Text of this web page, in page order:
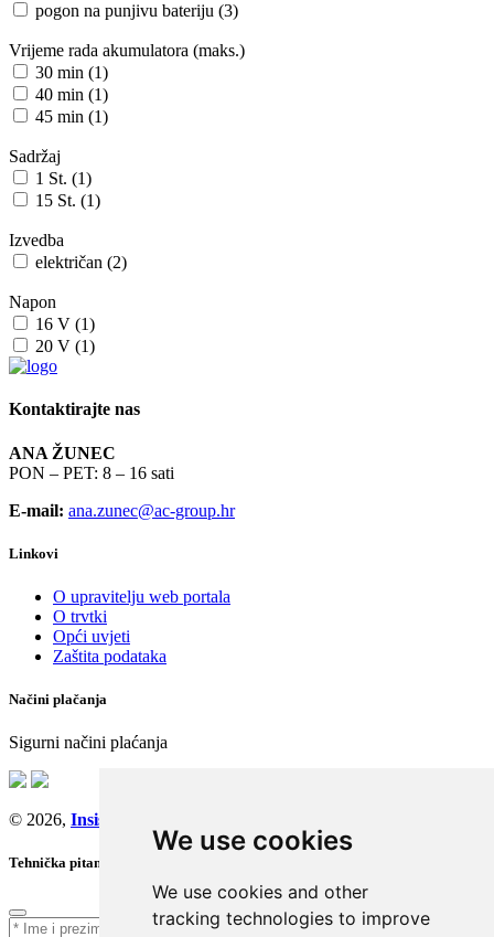
We use cookies
We use cookies and other
tracking technologies to improve
pogon na punjivu bateriju (3)
Vrijeme rada akumulatora (maks.)
30 min (1)
40 min (1)
45 min (1)
Sadržaj
1 St. (1)
15 St. (1)
Izvedba
električan (2)
Napon
16 V (1)
20 V (1)
Kontaktirajte nas
ANA ŽUNEC
PON – PET: 8 – 16 sati
E-mail: ana.zunec@ac-group.hr
Linkovi
O upravitelju web portala
O trvtki
Opći uvjeti
Zaštita podataka
Načini plačanja
Sigurni načini plaćanja
© 2026, Insist d.o.o.
Tehnička pitanja